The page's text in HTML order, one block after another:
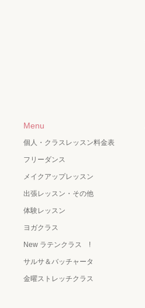
Menu
個人・クラスレッスン料金表
フリーダンス
メイクアップレッスン
出張レッスン・その他
体験レッスン
ヨガクラス
New ラテンクラス !
サルサ＆バッチャータ
金曜ストレッチクラス